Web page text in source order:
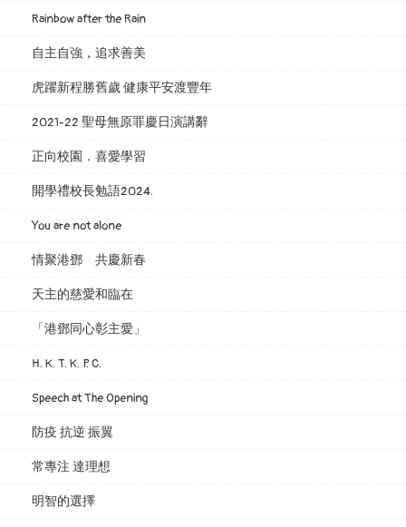
Rainbow after the Rain
自主自強，追求善美
虎躍新程勝舊歲 健康平安渡豐年
2021-22 聖母無原罪慶日演講辭
正向校園．喜愛學習
開學禮校長勉語2024.
You are not alone
情聚港鄧 共慶新春
天主的慈愛和臨在
「港鄧同心彰主愛」
H. K. T. K. P. C.
Speech at The Opening
防疫 抗逆 振翼
常專注 達理想
明智的選擇